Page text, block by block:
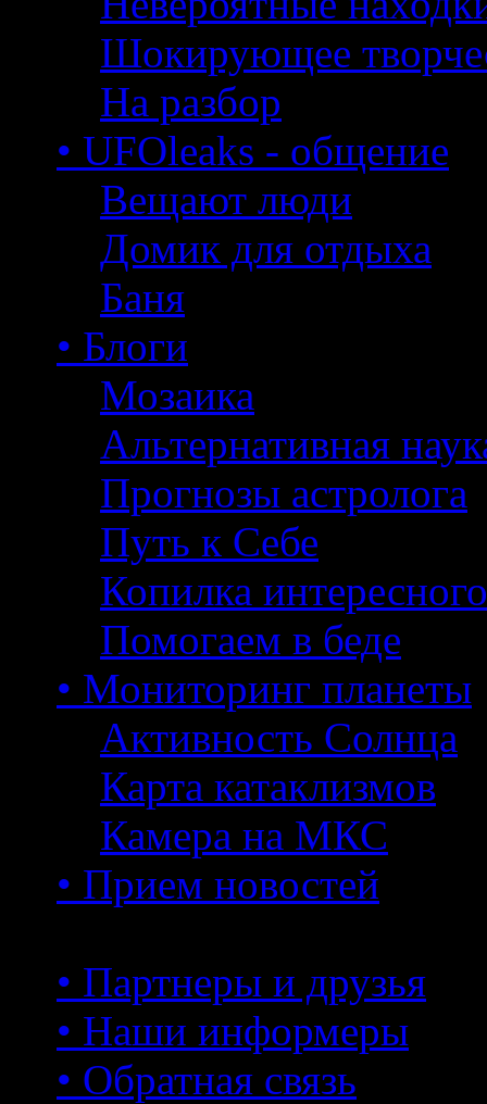
Шокирующее
На разбор
• UFOleaks - общение
Вещают люди
Домик для отдыха
Баня
• Блоги
Мозаика
Альтернативная
Прогнозы астролога
Путь к Себе
Копилка интересного
Помогаем в беде
• Мониторинг планеты
Активность Солнца
Карта катаклизмов
Камера на МКС
• Прием новостей
• Партнеры и друзья
• Наши информеры
• Обратная связь